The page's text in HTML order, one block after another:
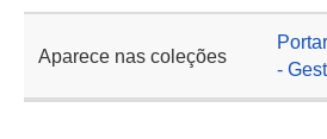
Aparece nas coleções
-